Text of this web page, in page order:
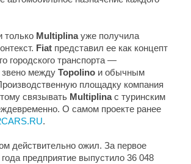
только Multiplinaуже получила
Fiat представил ее как концепт
городского транспорта —
между Topolino и обычным
площадку компания
связывать Multiplinaс туринским
О самом проекте ранее
.
действительно ожил. За первое
предприятие выпустило 36 048